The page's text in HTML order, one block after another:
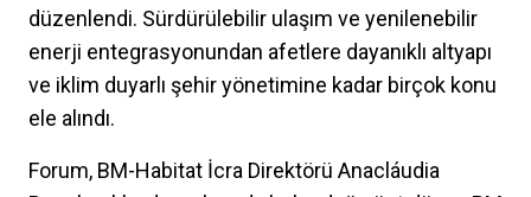
düzenlendi. Sürdürülebilir ulaşım ve yenilenebilir
enerji entegrasyonundan afetlere dayanıklı altyapı
ve iklim duyarlı şehir yönetimine kadar birçok konu
ele alındı.
Forum, BM-Habitat İcra Direktörü Anacláudia